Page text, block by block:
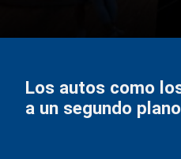
Los autos como
a un segundo plano